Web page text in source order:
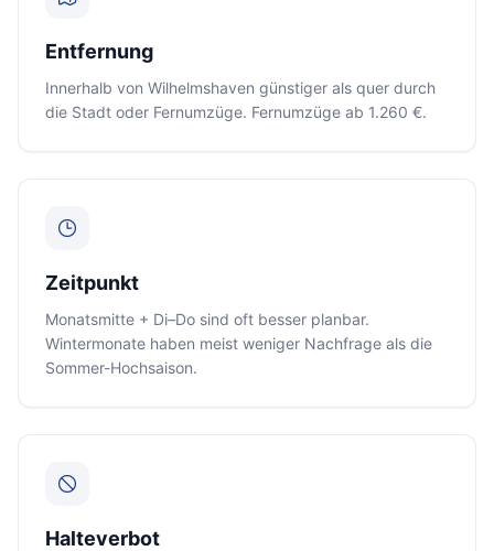
Entfernung
Innerhalb von Wilhelmshaven günstiger als quer durch
die Stadt oder Fernumzüge. Fernumzüge ab 1.260 €.
Zeitpunkt
Monatsmitte + Di–Do sind oft besser planbar.
Wintermonate haben meist weniger Nachfrage als die
Sommer-Hochsaison.
Halteverbot